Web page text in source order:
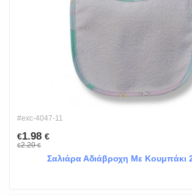
#exc-4047-11
€1.98 €
€2.20€
Σαλιάρα Αδιάβροχη Με Κουμπάκι